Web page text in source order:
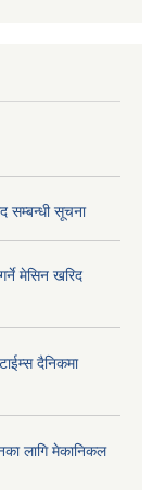
सम्बन्धी सूचना
मेसिन खरिद
दैनिकमा
लागि मेकानिकल